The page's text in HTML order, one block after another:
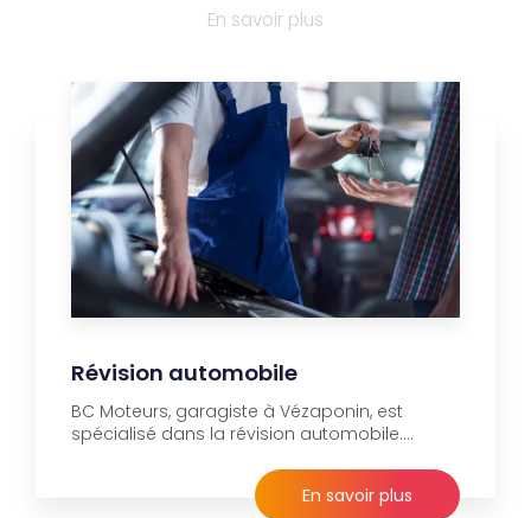
En savoir plus
Révision automobile
BC Moteurs, garagiste à Vézaponin, est
spécialisé dans la révision automobile....
En savoir plus